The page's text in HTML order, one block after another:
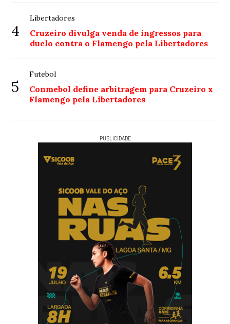
4
Libertadores
Cruzeiro divulga venda de ingressos para
duelo contra o Flamengo pela Libertadores
5
Futebol
Conmebol define arbitragem para Cruzeiro x
Flamengo pela Libertadores
PUBLICIDADE